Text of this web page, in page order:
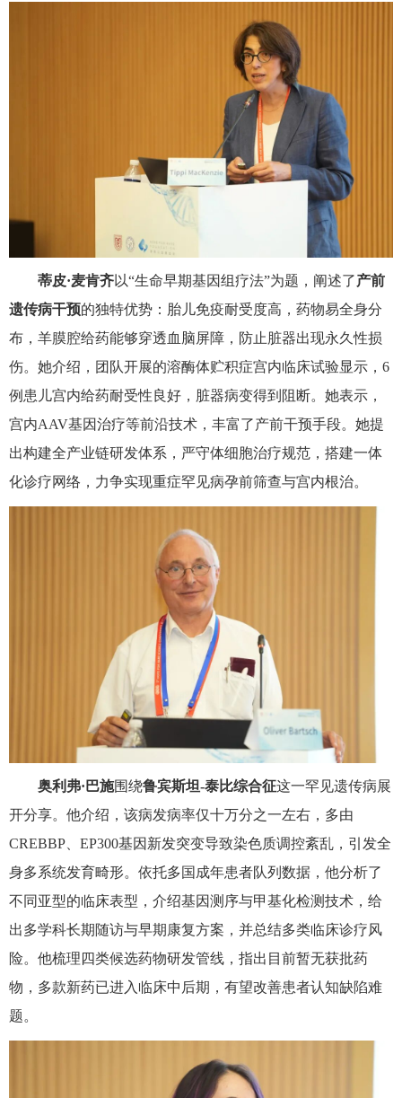
蒂皮·麦肯齐以“生命早期基因组疗法”为题，阐述了产前
遗传病干预的独特优势：胎儿免疫耐受度高，药物易全身分
布，羊膜腔给药能够穿透血脑屏障，防止脏器出现永久性损
伤。她介绍，团队开展的溶酶体贮积症宫内临床试验显示， 6
例患儿宫内给药耐受性良好，脏器病变得到阻断。她表示，
宫内AAV基因治疗等前沿技术，丰富了产前干预手段。她提
出构建全产业链研发体系，严守体细胞治疗规范，搭建一体
化诊疗网络，力争实现重症罕见病孕前筛查与宫内根治。
奥利弗·巴施围绕鲁宾斯坦-泰比综合征这一罕见遗传病展
开分享。他介绍，该病发病率仅十万分之一左右，多由
CREBBP
EP300基因新发突变导致染色质调控紊乱，引发全
身多系统发育畸形。依托多国成年患者队列数据，他分析了
不同亚型的临床表型，介绍基因测序与甲基化检测技术，给
出多学科长期随访与早期康复方案，并总结多类临床诊疗风
险。他梳理四类候选药物研发管线，指出目前暂无获批药
物，多款新药已进入临床中后期，有望改善患者认知缺陷难
题。